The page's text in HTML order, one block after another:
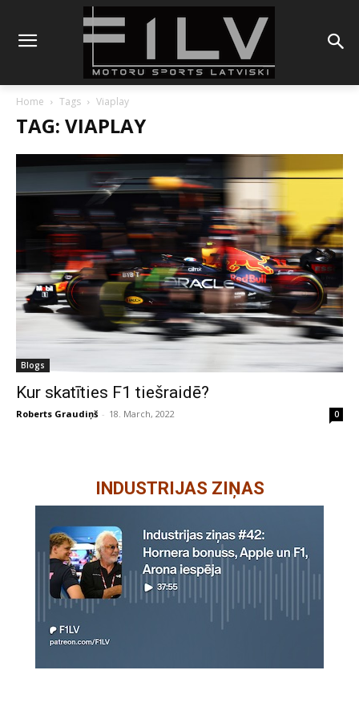
Home Tags Viaplay
TAG: VIAPLAY
Blogs
Kur skatīties F1 tiešraidē?
Roberts Graudiņš - 18. March, 2022 0
INDUSTRIJAS ZIŅAS